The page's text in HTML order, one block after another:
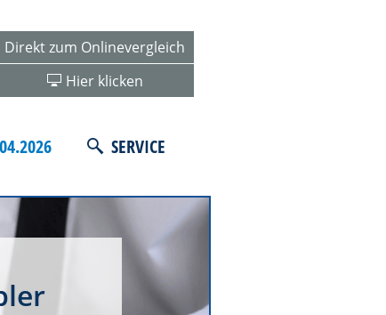
SERVICE
Direkt zum Onlinevergleich
Hier klicken